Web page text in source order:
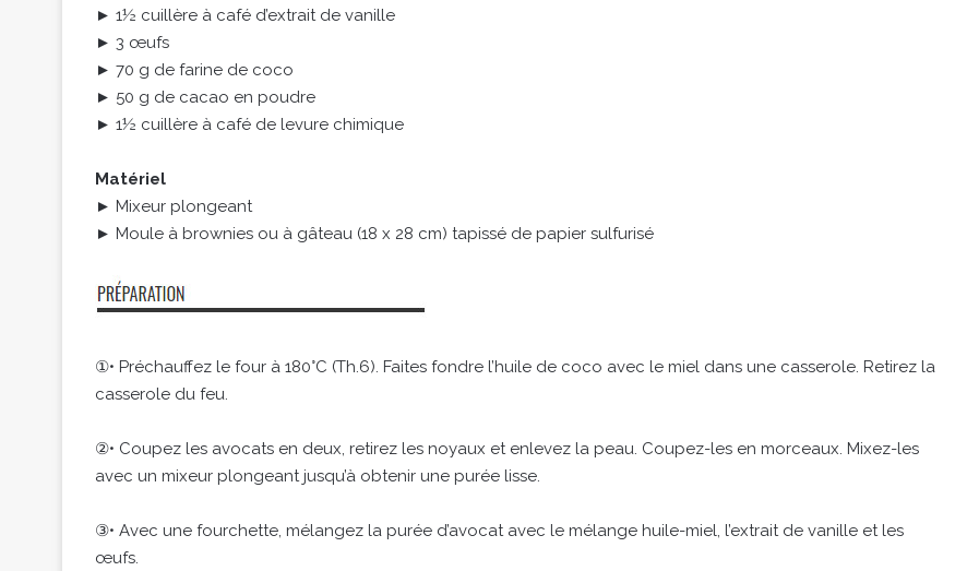
► 1½ cuillère à café d’extrait de vanille
► 3 œufs
► 70 g de farine de coco
► 50 g de cacao en poudre
► 1½ cuillère à café de levure chimique
Matériel
► Mixeur plongeant
► Moule à brownies ou à gâteau (18 x 28 cm) tapissé de papier sulfurisé
①• Préchauffez le four à 180°C (Th.6). Faites fondre l’huile de coco avec le miel dans une casserole. Retirez la
casserole du feu.
②• Coupez les avocats en deux, retirez les noyaux et enlevez la peau. Coupez-les en morceaux. Mixez-les
avec un mixeur plongeant jusqu’à obtenir une purée lisse.
③• Avec une fourchette, mélangez la purée d’avocat avec le mélange huile-miel, l’extrait de vanille et les
œufs.